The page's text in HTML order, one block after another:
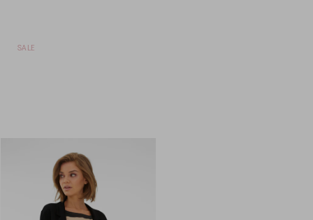
SALE